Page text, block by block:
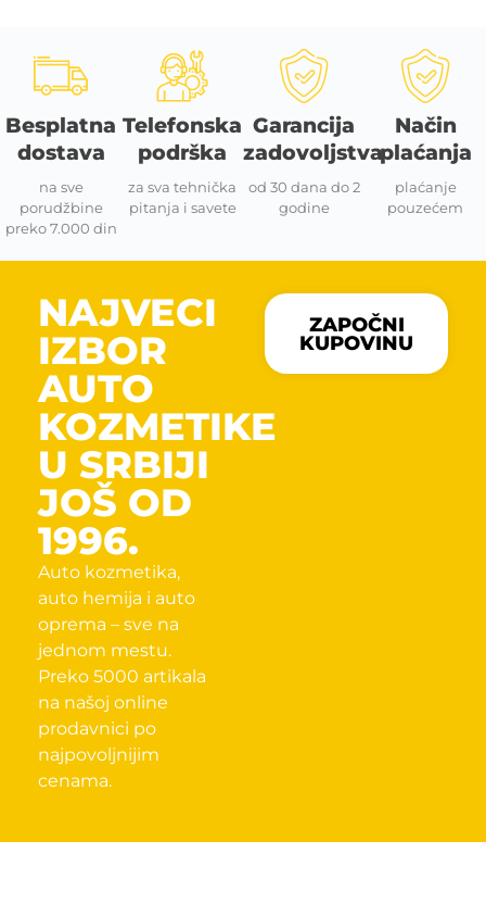
Besplatna
dostava
na sve
porudžbine
preko 7.000 din
Telefonska
podrška
za sva tehnička
pitanja i savete
Garancija
zadovoljstva
od 30 dana do 2
godine
Način
plaćanja
plaćanje
pouzećem
NAJVECI
IZBOR
AUTO
KOZMETIKE
U SRBIJI
JOŠ OD
1996.
Auto kozmetika,
auto hemija i auto
oprema – sve na
jednom mestu.
Preko 5000 artikala
na našoj online
prodavnici po
najpovoljnijim
cenama.
ZAPOČNI
KUPOVINU